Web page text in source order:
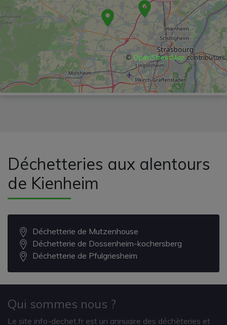
©OpenStreetMapcontributors
Déchetteries aux alentours
de Kienheim
Déchetterie de Mutzenhouse
Déchetterie de Dossenheim-kochersberg
Déchetterie de Pfulgriesheim
Qui sommes nous ?
Le site info-dechet.fr est un annuaire des déchèteries et